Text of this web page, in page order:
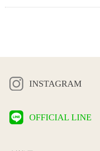
INSTAGRAM
OFFICIAL LINE